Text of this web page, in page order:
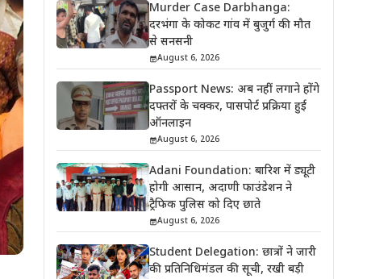
Murder Case Darbhanga:
दरभंगा के कोकट गांव में बुजुर्ग की मौत
से सनसनी
August 6, 2026
Passport News: अब नहीं लगाने होंगे
दफ्तरों के चक्कर, पासपोर्ट प्रक्रिया हुई
ऑनलाइन
August 6, 2026
Adani Foundation: बारिश में ड्यूटी
होगी आसान, अदाणी फाउंडेशन ने
ट्रैफिक पुलिस को दिए छाते
August 6, 2026
Student Delegation: छात्रों ने जारी
की प्रतिनिधिमंडल की सूची, रखी बड़ी